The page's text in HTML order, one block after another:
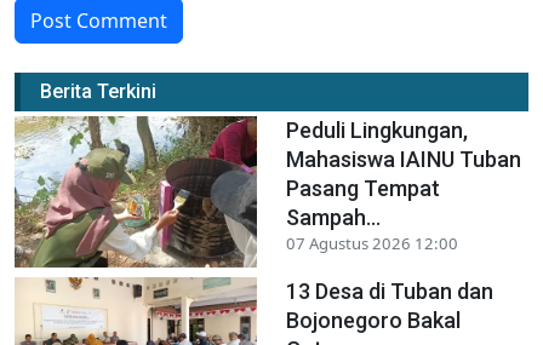
Post Comment
Berita Terkini
Peduli Lingkungan,
Mahasiswa IAINU Tuban
Pasang Tempat
Sampah...
07 Agustus 2026 12:00
13 Desa di Tuban dan
Bojonegoro Bakal